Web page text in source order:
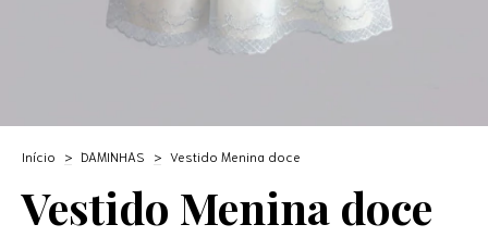
Início > DAMINHAS > Vestido Menina doce
Vestido Menina doce